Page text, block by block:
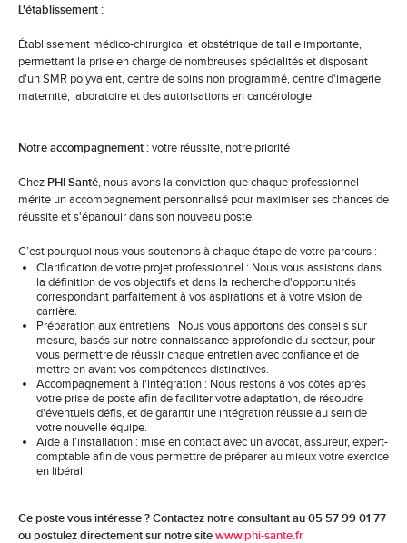
L'établissement :
Établissement médico-chirurgical et obstétrique de taille importante,
permettant la prise en charge de nombreuses spécialités et disposant
d'un SMR polyvalent, centre de soins non programmé, centre d'imagerie,
maternité, laboratoire et des autorisations en cancérologie.
Notre accompagnement :votre réussite, notre priorité
Chez PHI Santé, nous avons la conviction que chaque professionnel
mérite un accompagnement personnalisé pour maximiser ses chances de
réussite et s'épanouir dans son nouveau poste.
C’est pourquoi nous vous soutenons à chaque étape de votre parcours :
Clarification de votre projet professionnel : Nous vous assistons dans
la définition de vos objectifs et dans la recherche d'opportunités
correspondant parfaitement à vos aspirations et à votre vision de
carrière.
Préparation aux entretiens : Nous vous apportons des conseils sur
mesure, basés sur notre connaissance approfondie du secteur, pour
vous permettre de réussir chaque entretien avec confiance et de
mettre en avant vos compétences distinctives.
Accompagnement à l'intégration : Nous restons à vos côtés après
votre prise de poste afin de faciliter votre adaptation, de résoudre
d'éventuels défis, et de garantir une intégration réussie au sein de
votre nouvelle équipe.
Aide à l’installation : mise en contact avec un avocat, assureur, expert-
comptable afin de vous permettre de préparer au mieux votre exercice
en libéral
Ce poste vous intéresse ? Contactez notre consultant au 05 57 99 01 77
ou postulez directement sur notre sitewww.phi-sante.fr